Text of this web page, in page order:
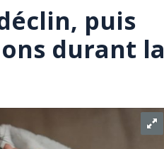
puis
durant la